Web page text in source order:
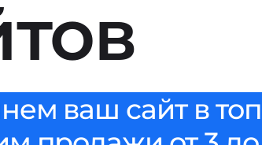
ваш сайт в